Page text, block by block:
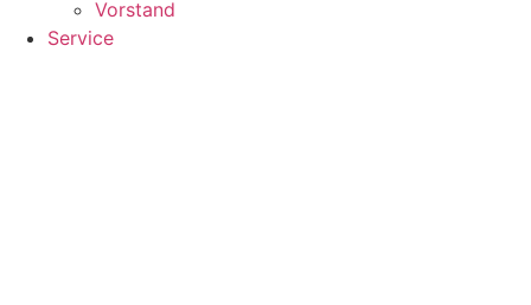
Vorstand
Service